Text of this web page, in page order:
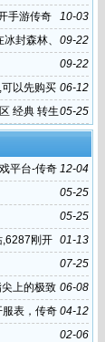
10-03
手游传奇
09-22
封森林、
09-22
06-12
以先购买
05-25
经典 转生
12-04
平台-传奇
平台
05-25
05-25
01-13
,6287刚开
07-25
06-08
上的极致
04-12
表，传奇
02-06